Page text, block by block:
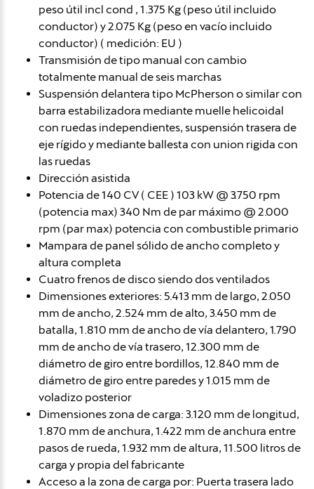
peso útil incl cond , 1.375 Kg (peso útil incluido
conductor) y 2.075 Kg (peso en vacío incluido
conductor) ( medición: EU )
Transmisión de tipo manual con cambio
totalmente manual de seis marchas
Suspensión delantera tipo McPherson o similar con
barra estabilizadora mediante muelle helicoidal
con ruedas independientes, suspensión trasera de
eje rígido y mediante ballesta con union rigida con
las ruedas
Dirección asistida
Potencia de 140 CV ( CEE ) 103 kW @ 3.750 rpm
(potencia max) 340 Nm de par máximo @ 2.000
rpm (par max) potencia con combustible primario
Mampara de panel sólido de ancho completo y
altura completa
Cuatro frenos de disco siendo dos ventilados
Dimensiones exteriores: 5.413 mm de largo, 2.050
mm de ancho, 2.524 mm de alto, 3.450 mm de
batalla, 1.810 mm de ancho de vía delantero, 1.790
mm de ancho de vía trasero, 12.300 mm de
diámetro de giro entre bordillos, 12.840 mm de
diámetro de giro entre paredes y 1.015 mm de
voladizo posterior
Dimensiones zona de carga: 3.120 mm de longitud,
1.870 mm de anchura, 1.422 mm de anchura entre
pasos de rueda, 1.932 mm de altura, 11.500 litros de
carga y propia del fabricante
Acceso a la zona de carga por: Puerta trasera lado